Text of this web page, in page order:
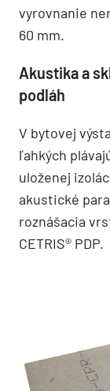
vyrovnanie
60 mm.
Akustika a
podláh
V bytovej
ľahkých
uloženej
akustické
roznášacia
CETRIS® PDP.